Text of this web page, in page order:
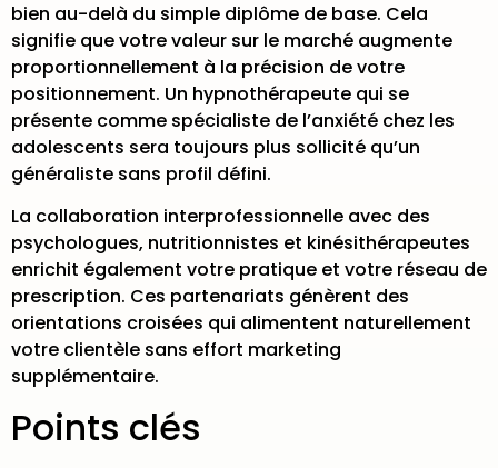
bien au-delà du simple diplôme de base. Cela
signifie que votre valeur sur le marché augmente
proportionnellement à la précision de votre
positionnement. Un hypnothérapeute qui se
présente comme spécialiste de l’anxiété chez les
adolescents sera toujours plus sollicité qu’un
généraliste sans profil défini.
La collaboration interprofessionnelle avec des
psychologues, nutritionnistes et kinésithérapeutes
enrichit également votre pratique et votre réseau de
prescription. Ces partenariats génèrent des
orientations croisées qui alimentent naturellement
votre clientèle sans effort marketing
supplémentaire.
Points clés